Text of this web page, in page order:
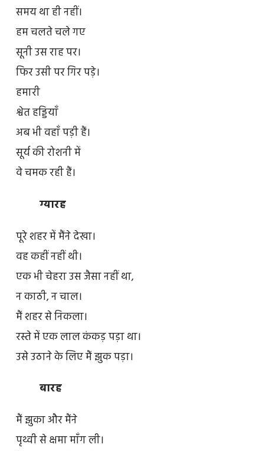
समय था ही नहीं।
हम चलते चले गए
सूनी उस राह पर।
फिर उसी पर गिर पड़े।
हमारी
श्वेत हड्डियाँ
अब भी वहाँ पड़ी हैं।
सूर्य की रोशनी में
वे चमक रही हैं।
ग्यारह
पूरे शहर में मैंने देखा।
वह कहीं नहीं थी।
एक भी चेहरा उस जैसा नहीं था,
न काठी, न चाल।
मैं शहर से निकला।
रस्ते में एक लाल कंकड़ पड़ा था।
उसे उठाने के लिए मैं झुक पड़ा।
बारह
मैं झुका और मैंने
पृथ्वी से क्षमा माँग ली।